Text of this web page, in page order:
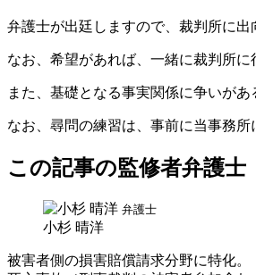
弁護士が出廷しますので、裁判所に出
なお、希望があれば、一緒に裁判所に
また、基礎となる事実関係に争いが
なお、尋問の練習は、事前に当事務所
この記事の監修者弁護士
弁護士
小杉 晴洋
被害者側の損害賠償請求分野に特化。